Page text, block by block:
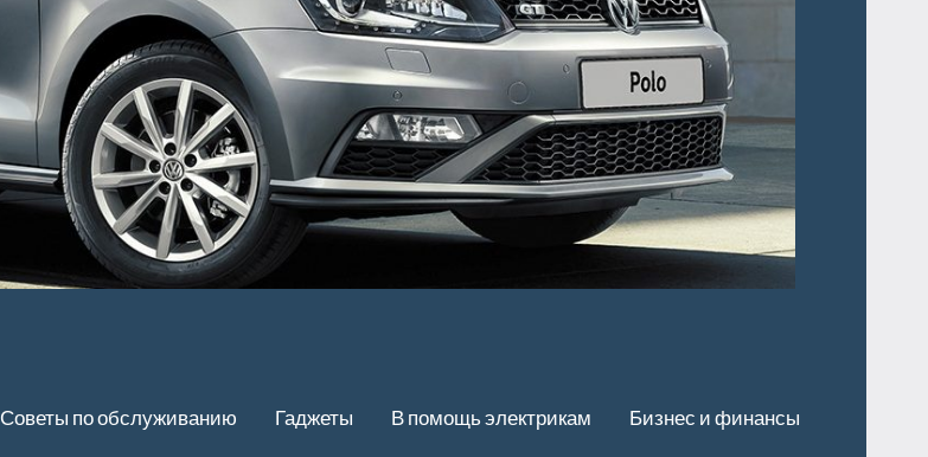
Советы по обслуживанию Гаджеты В помощь электрикам Бизнес и финансы